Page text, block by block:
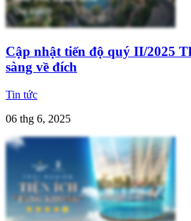
Cập nhật tiến độ quý II/2025
sàng về đích
Tin tức
06 thg 6, 2025